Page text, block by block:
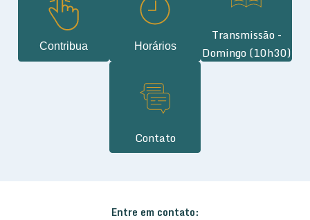
Contribua Horários
Transmissão -
Domingo (10h30)
Contato
Entre em contato: